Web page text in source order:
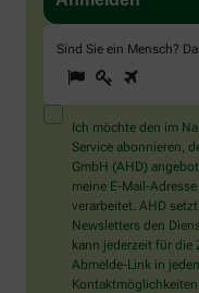
Sind Sie ein Mensch?
Sind
Sie
ein
Mensch?
Dann
wählen
Sie
bitte
das
Flugzeug.
1 2
Ich möchte den im
Service abonnieren,
GmbH (AHD)
meine E-Mail-
verarbeitet. AHD
Newsletters den
kann jederzeit für die
Abmelde-Link in